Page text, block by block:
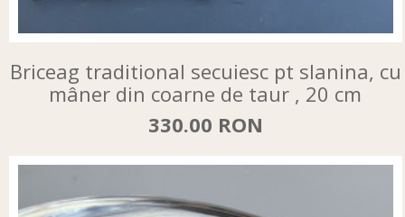
Briceag traditional secuiesc pt slanina, cu
mâner din coarne de taur , 20 cm
330.00 RON